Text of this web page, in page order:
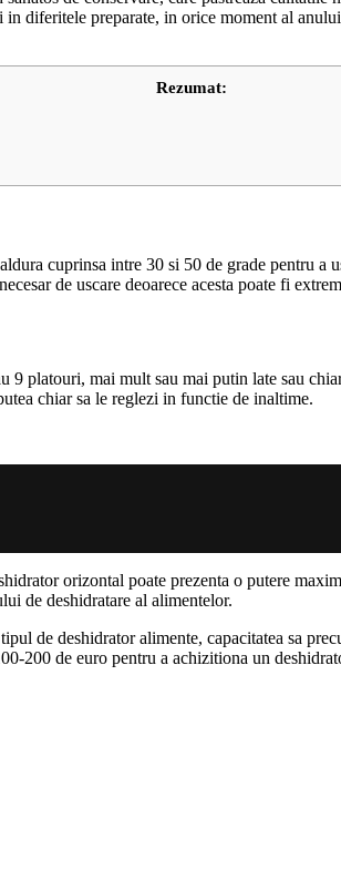
diferitele preparate, in orice moment al
Rezumat:
cuprinsa intre 30 si 50 de grade pentru a
de uscare deoarece acesta poate fi
9 platouri, mai mult sau mai putin late sau
chiar sa le reglezi in functie de inaltime.
orizontal poate prezenta o putere
de deshidratare al alimentelor.
de deshidrator alimente, capacitatea sa
200 de euro pentru a achizitiona un